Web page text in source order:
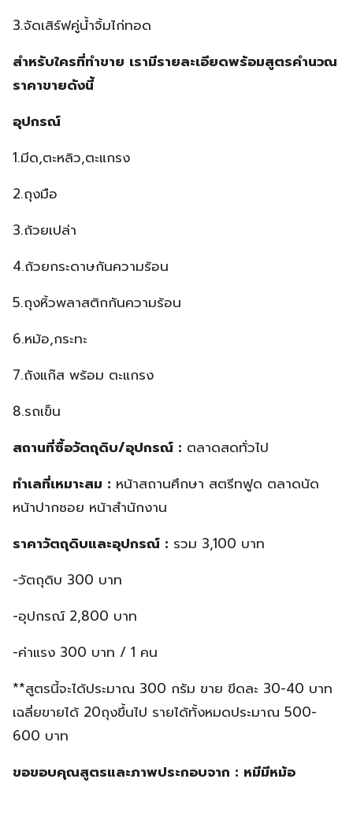
3.จัดเสิร์ฟคู่น้ำจิ้มไก่ทอด
สำหรับใครที่ทำขาย เรามีรายละเอียดพร้อมสูตรคำนวณ
ราคาขายดังนี้
อุปกรณ์
1.มีด,ตะหลิว,ตะแกรง
2.ถุงมือ
3.ถ้วยเปล่า
4.ถ้วยกระดาษกันความร้อน
5.ถุงหิ้วพลาสติกกันความร้อน
6.หม้อ,กระทะ
7.ถังแก๊ส พร้อม ตะแกรง
8.รถเข็น
สถานที่ซื้อวัตถุดิบ/อุปกรณ์ : ตลาดสดทั่วไป
ทำเลที่เหมาะสม : หน้าสถานศึกษา สตรีทฟูด ตลาดนัด
หน้าปากซอย หน้าสำนักงาน
ราคาวัตถุดิบและอุปกรณ์ : รวม 3,100 บาท
-วัตถุดิบ 300 บาท
-อุปกรณ์ 2,800 บาท
-ค่าแรง 300 บาท / 1 คน
**สูตรนี้จะได้ประมาณ 300 กรัม ขาย ขีดละ 30-40 บาท
เฉลี่ยขายได้ 20ถุงขึ้นไป รายได้ทั้งหมดประมาณ 500-
600 บาท
ขอขอบคุณสูตรและภาพประกอบจาก : หมีมีหม้อ